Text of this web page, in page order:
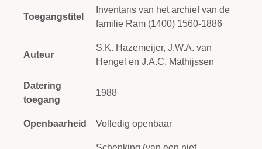
Toegangstitel
Inventaris van het archief van de
familie Ram (1400) 1560-1886
Auteur
S.K. Hazemeijer, J.W.A. van
Hengel en J.A.C. Mathijssen
Datering
toegang
1988
Openbaarheid Volledig openbaar